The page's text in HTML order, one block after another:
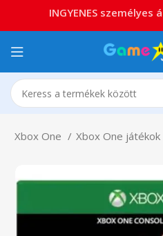
Xbox One Xbox One játékok
INGYENES